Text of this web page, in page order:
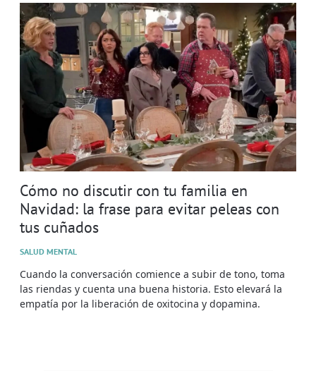
Cómo no discutir con tu familia en
Navidad: la frase para evitar peleas con
tus cuñados
SALUD MENTAL
Cuando la conversación comience a subir de tono, toma
las riendas y cuenta una buena historia. Esto elevará la
empatía por la liberación de oxitocina y dopamina.